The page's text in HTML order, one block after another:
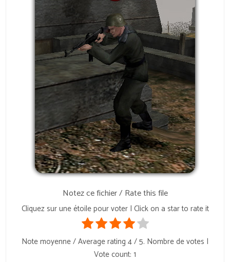
Notez ce fichier / Rate this file
Cliquez sur une étoile pour voter | Click on a star to rate it
Note moyenne / Average rating 4/ 5. Nombre de votes |
Vote count: 1